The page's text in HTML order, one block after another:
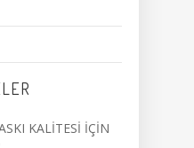
KALİTESİ İÇİN